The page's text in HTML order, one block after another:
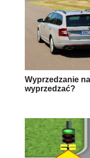
Wyprzedzanie
wyprzedzać?